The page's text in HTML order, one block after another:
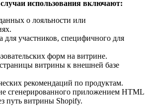
использования включают:
о лояльности или
для участников, специфичного для
форм на витрине.
витрины к внешней базе
рекомендаций по продуктам.
сгенерированного приложением HTML
путь витрины Shopify.